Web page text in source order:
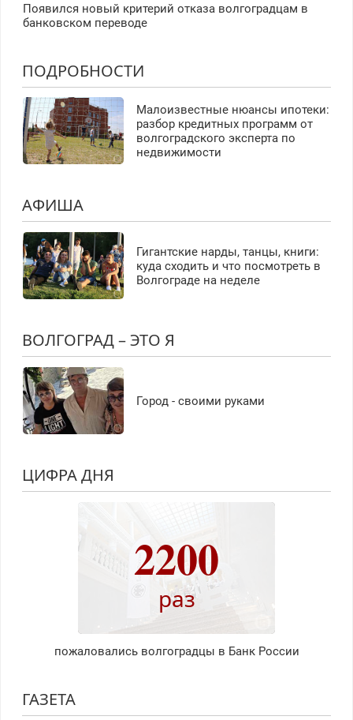
Появился новый критерий отказа волгоградцам в
банковском переводе
ПОДРОБНОСТИ
Малоизвестные нюансы ипотеки:
разбор кредитных программ от
волгоградского эксперта по
недвижимости
АФИША
Гигантские нарды, танцы, книги:
куда сходить и что посмотреть в
Волгограде на неделе
ВОЛГОГРАД – ЭТО Я
Город - своими руками
ЦИФРА ДНЯ
2200
раз
пожаловались волгоградцы в Банк России
ГАЗЕТА